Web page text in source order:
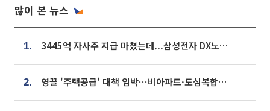
많이 본 뉴스
1. 3445억 자사주 지급 마쳤는데...삼성전자 DX노조, 뒤늦은 '떼쓰기 집회'
2. 영끌 '주택공급' 대책 임박⋯비아파트·도심복합까지 총동원